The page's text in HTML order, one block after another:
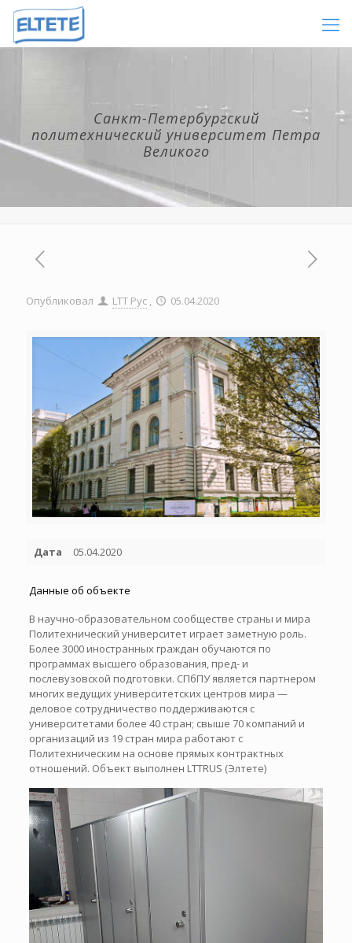
Санкт-Петербургский
политехнический университет Петра
Великого
Опубликовал LTT Рус , 05.04.2020
Дата 05.04.2020
Данные об объекте
В научно-образовательном сообществе страны и мира
Политехнический университет играет заметную роль.
Более 3000 иностранных граждан обучаются по
программах высшего образования, пред- и
послевузовской подготовки. СПбПУ является партнером
многих ведущих университетских центров мира —
деловое сотрудничество поддерживаются с
университетами более 40 стран; свыше 70 компаний и
организаций из 19 стран мира работают с
Политехническим на основе прямых контрактных
отношений. Объект выполнен LTTRUS (Элтете)